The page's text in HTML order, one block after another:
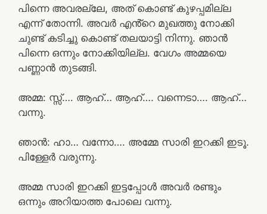
പിന്നെ അവരല്ലേ, അത് കൊണ്ട് കുഴപ്പമില്ല
എന്ന് തോന്നി. അവർ എൻ്റെ മുഖത്തു നോക്കി
ചുണ്ട് കടിച്ചു കൊണ്ട് തലയാട്ടി നിന്നു. ഞാൻ
പിന്നെ ഒന്നും നോക്കിയില്ല. വേഗം അമ്മയെ
പണ്ണാൻ തുടങ്ങി.
അമ്മ: സ്സ്‌…. ആഹ്… ആഹ്…. വന്നെടാ…. ആഹ്…
വന്നു.
ഞാൻ: ഹാ… വന്നോ…. അമ്മേ സാരി ഇറക്കി ഇടൂ.
പിള്ളേർ വരുന്നു.
അമ്മ സാരി ഇറക്കി ഇട്ടപ്പോൾ അവർ രണ്ടും
ഒന്നും അറിയാത്ത പോലെ വന്നു.